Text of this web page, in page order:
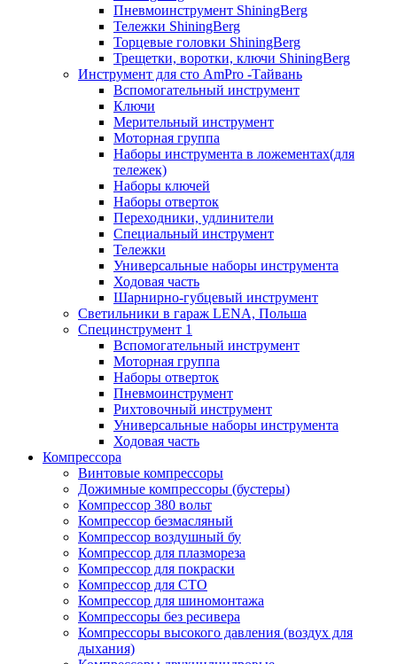
Пневмоинструмент ShiningBerg
Тележки ShiningBerg
Торцевые головки ShiningBerg
Трещетки, воротки, ключи ShiningBerg
Инструмент для сто AmPro -Тайвань
Вспомогательный инструмент
Ключи
Мерительный инструмент
Моторная группа
Наборы инструмента в ложементах(для
тележек)
Наборы ключей
Наборы отверток
Переходники, удлинители
Специальный инструмент
Тележки
Универсальные наборы инструмента
Ходовая часть
Шарнирно-губцевый инструмент
Светильники в гараж LENA, Польша
Специнструмент 1
Вспомогательный инструмент
Моторная группа
Наборы отверток
Пневмоинструмент
Рихтовочный инструмент
Универсальные наборы инструмента
Ходовая часть
Компрессора
Винтовые компрессоры
Дожимные компрессоры (бустеры)
Компрессор 380 вольт
Компрессор безмасляный
Компрессор воздушный бу
Компрессор для плазмореза
Компрессор для покраски
Компрессор для СТО
Компрессор для шиномонтажа
Компрессоры без ресивера
Компрессоры высокого давления (воздух для
дыхания)